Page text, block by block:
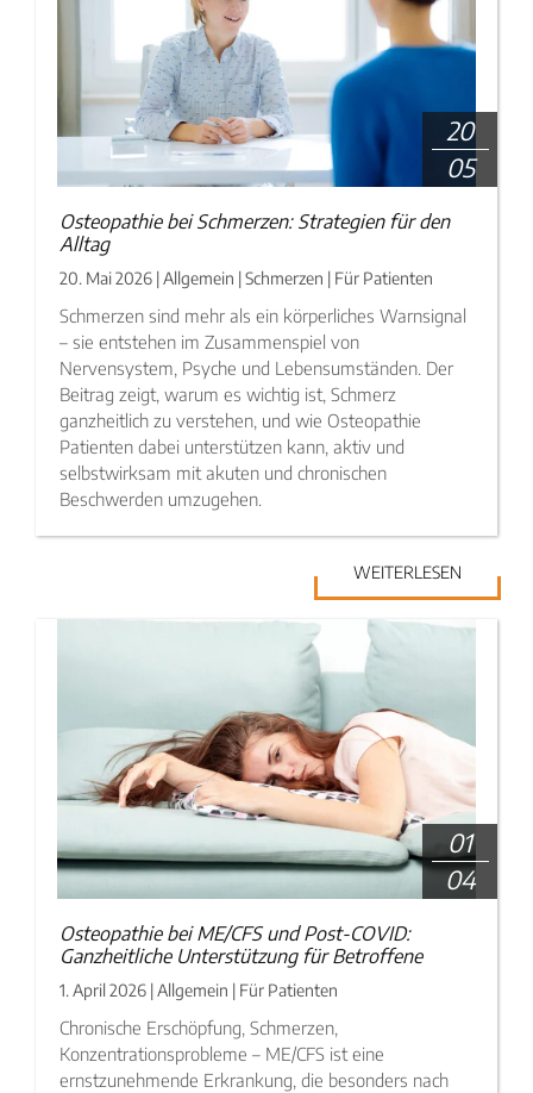
20
05
Osteopathie bei Schmerzen: Strategien für den
Alltag
20. Mai 2026 | Allgemein | Schmerzen | Für Patienten
Schmerzen sind mehr als ein körperliches Warnsignal
– sie entstehen im Zusammenspiel von
Nervensystem, Psyche und Lebensumständen. Der
Beitrag zeigt, warum es wichtig ist, Schmerz
ganzheitlich zu verstehen, und wie Osteopathie
Patienten dabei unterstützen kann, aktiv und
selbstwirksam mit akuten und chronischen
Beschwerden umzugehen.
WEITERLESEN
01
04
Osteopathie bei ME/CFS und Post-COVID:
Ganzheitliche Unterstützung für Betroffene
1. April 2026 | Allgemein | Für Patienten
Chronische Erschöpfung, Schmerzen,
Konzentrationsprobleme – ME/CFS ist eine
ernstzunehmende Erkrankung, die besonders nach